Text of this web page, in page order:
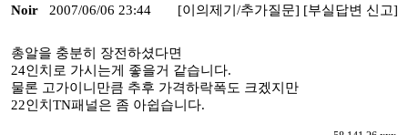
Noir 2007/06/06 23:44 [이의제기/추가질문] [부실답변 신고]
총알을 충분히 장전하셨다면
24인치로 가시는게 좋을거 같습니다.
물론 고가이니만큼 추후 가격하락폭도 크겠지만
22인치TN패널은 좀 아쉽습니다.